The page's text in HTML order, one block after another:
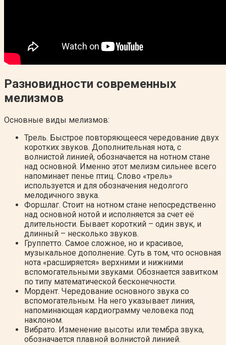
Разновидности современных
мелизмов
Основные виды мелизмов:
Трель. Быстрое повторяющееся чередование двух
коротких звуков. Дополнительная нота, с
волнистой линией, обозначается на нотном стане
над основной. Именно этот мелизм сильнее всего
напоминает пенье птиц. Слово «трель»
используется и для обозначения недолгого
мелодичного звука.
Форшлаг. Стоит на нотном стане непосредственно
над основной нотой и исполняется за счет её
длительности. Бывает короткий – один звук, и
длинный – несколько звуков.
Группетто. Самое сложное, но и красивое,
музыкальное дополнение. Суть в том, что основная
нота «расширяется» верхними и нижними
вспомогательными звуками. Обознается завитком
по типу математической бесконечности.
Мордент. Чередование основного звука со
вспомогательным. На него указывает линия,
напоминающая кардиограмму человека под
наклоном.
Вибрато. Изменение высоты или тембра звука,
обозначается плавной волнистой линией.